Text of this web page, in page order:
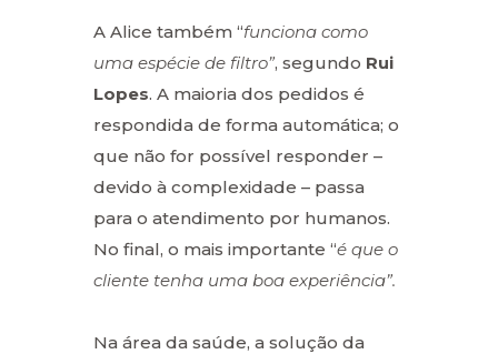
A Alice também “funciona como
uma espécie de filtro”, segundo Rui
Lopes. A maioria dos pedidos é
respondida de forma automática; o
que não for possível responder –
devido à complexidade – passa
para o atendimento por humanos.
No final, o mais importante “é que o
cliente tenha uma boa experiência”.
Na área da saúde, a solução da